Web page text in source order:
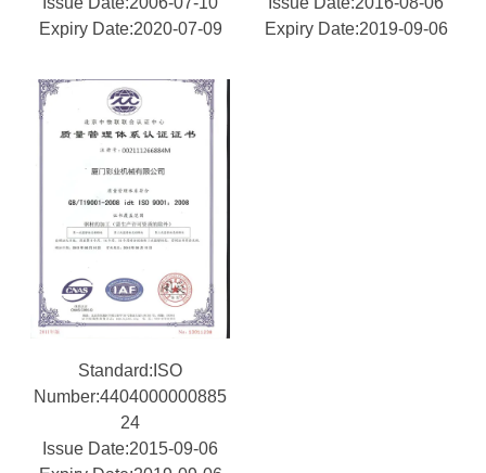
Expiry Date:2020-07-09
Expiry Date:2019-09-06
Standard:ISO
Number:4404000000885
24
Issue Date:2015-09-06